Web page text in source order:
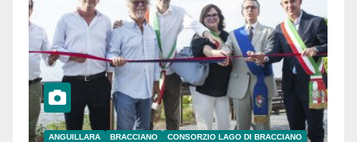
ANGUILLARA BRACCIANO
CONSORZIO LAGO DI BRACCIANO